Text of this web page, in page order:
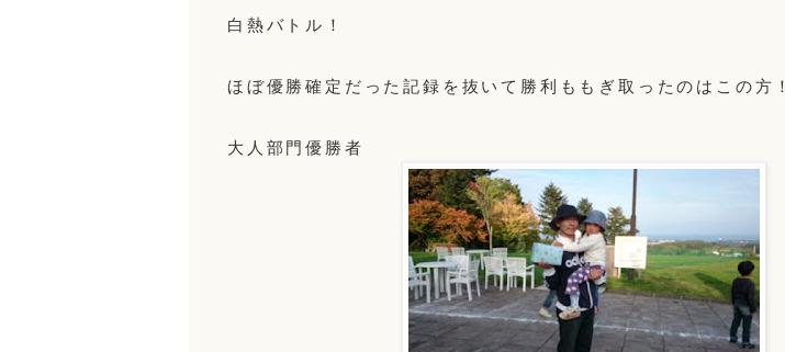
白熱バトル！
ほぼ優勝確定だった記録を抜いて勝利ももぎ取ったのはこの方！
大人部門優勝者